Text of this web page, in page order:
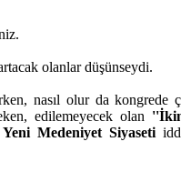
olanlar düşünseydi.
nasıl olur da kongrede
edilemeyecek olan
Yeni Medeniyet Siyaseti